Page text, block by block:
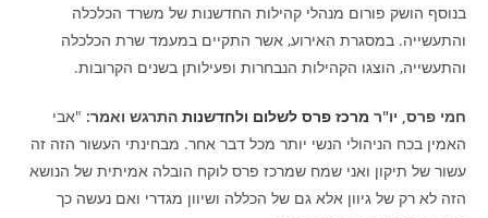
בנוסף הושק פורום מנהלי קהילות החדשנות של משרד הכלכלה
והתעשייה. במסגרת האירוע, אשר התקיים במעמד שרת הכלכלה
והתעשייה, הוצגו הקהילות הנבחרות ופעילותן בשנים הקרובות.
חמי פרס, יו"ר מרכז פרס לשלום ולחדשנות התרגש ואמר: "אבי
האמין בכח הניהולי הנשי יותר מכל דבר אחר. מבחינתי העשור הזה זה
עשור של תיקון ואני שמח שמרכז פרס לוקח הובלה אמיתית של הנושא
הזה לא רק של גיוון אלא גם של הכללה ושיוון מגדרי ואם נעשה כך